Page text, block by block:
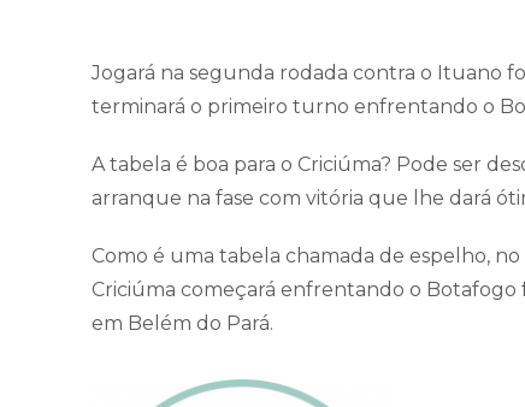
Jogará na segunda rodada contra o Ituano
terminará o primeiro turno enfrentando o
A tabela é boa para o Criciúma? Pode ser
arranque na fase com vitória que lhe dará
Como é uma tabela chamada de espelho,
Criciúma começará enfrentando o Botafogo
em Belém do Pará.